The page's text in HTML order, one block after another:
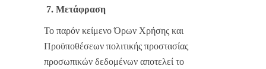
7. Μετάφραση
Το παρόν κείμενο Όρων Χρήσης και
Προϋποθέσεων πολιτικής προστασίας
προσωπικών δεδομένων αποτελεί το